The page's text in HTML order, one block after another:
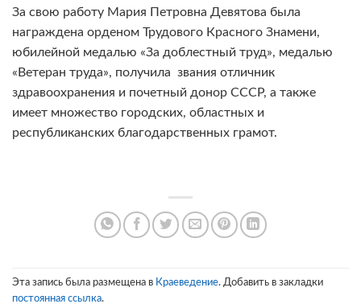
За свою работу Мария Петровна Девятова была
награждена орденом Трудового Красного Знамени,
юбилейной медалью «За доблестный труд», медалью
«Ветеран труда», получила звания отличник
здравоохранения и почетный донор СССР, а также
имеет множество городских, областных и
республиканских благодарственных грамот.
Эта запись была размещена в Краеведение. Добавить в закладки
постоянная ссылка.